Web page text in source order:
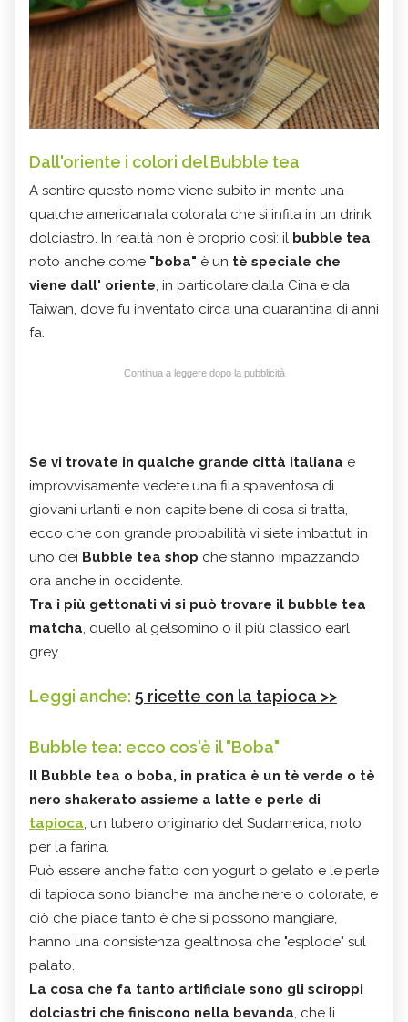
Dall'oriente i colori del Bubble tea
A sentire questo nome viene subito in mente una
qualche americanata colorata che si infila in un drink
dolciastro. In realtà non è proprio così: il bubble tea,
noto anche come "boba" è un tè speciale che
viene dall' oriente, in particolare dalla Cina e da
Taiwan, dove fu inventato circa una quarantina di anni
fa.
Continua a leggere dopo la pubblicità
Se vi trovate in qualche grande città italiana e
improvvisamente vedete una fila spaventosa di
giovani urlanti e non capite bene di cosa si tratta,
ecco che con grande probabilità vi siete imbattuti in
uno dei Bubble tea shop che stanno impazzando
ora anche in occidente.
Tra i più gettonati vi si può trovare il bubble tea
matcha, quello al gelsomino o il più classico earl
grey.
Leggi anche: 5 ricette con la tapioca >>
Bubble tea: ecco cos'è il "Boba"
Il Bubble tea o boba, in pratica è un tè verde o tè
nero shakerato assieme a latte e perle di
tapioca, un tubero originario del Sudamerica, noto
per la farina.
Può essere anche fatto con yogurt o gelato e le perle
di tapioca sono bianche, ma anche nere o colorate, e
ciò che piace tanto è che si possono mangiare,
hanno una consistenza gealtinosa che "esplode" sul
palato.
La cosa che fa tanto artificiale sono gli sciroppi
dolciastri che finiscono nella bevanda, che li